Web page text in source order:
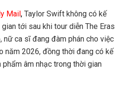
Mail, Taylor Swift không có kế
tới sau khi tour diễn The Eras
nữ ca sĩ đang đàm phán cho việc
năm 2026, đồng thời đang có kế
âm nhạc trong thời gian